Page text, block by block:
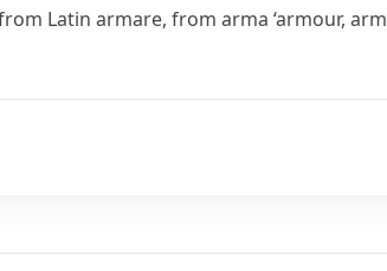
Latin armare, from arma ‘armour,